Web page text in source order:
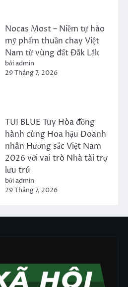
Nocas Most – Niềm tự hào
mỹ phẩm thuần chay Việt
Nam từ vùng đất Đắk Lắk
bởi admin
29 Tháng 7, 2026
TUI BLUE Tuy Hòa đồng
hành cùng Hoa hậu Doanh
nhân Hương sắc Việt Nam
2026 với vai trò Nhà tài trợ
lưu trú
bởi admin
29 Tháng 7, 2026